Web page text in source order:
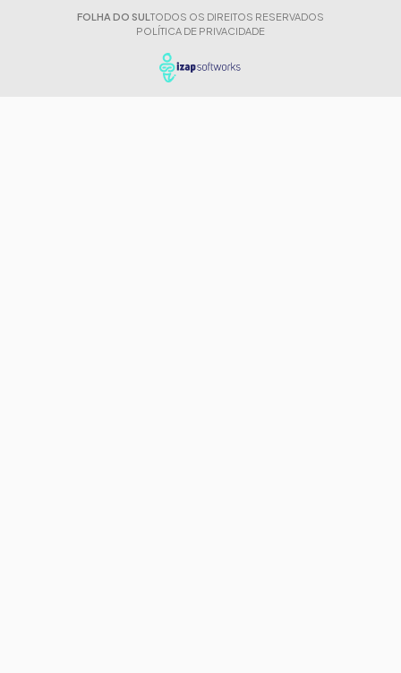
FOLHA DO SUL TODOS OS DIREITOS RESERVADOS
POLÍTICA DE PRIVACIDADE